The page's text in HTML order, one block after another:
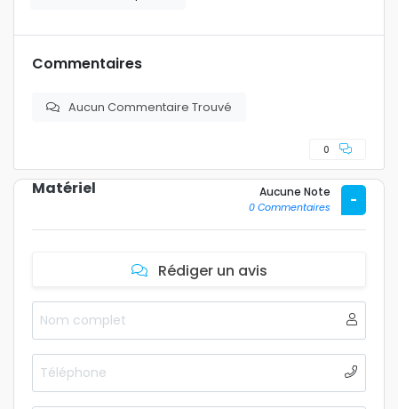
Commentaires
Aucun Commentaire Trouvé
0
Matériel Aucune Note
0 Commentaires -
Rédiger un avis